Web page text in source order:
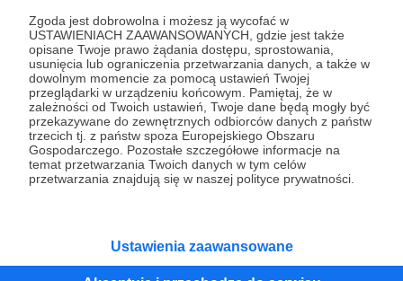
Zgoda jest dobrowolna i możesz ją wycofać w
USTAWIENIACH ZAAWANSOWANYCH, gdzie jest także
opisane Twoje prawo żądania dostępu, sprostowania,
usunięcia lub ograniczenia przetwarzania danych, a także w
dowolnym momencie za pomocą ustawień Twojej
przeglądarki w urządzeniu końcowym. Pamiętaj, że w
zależności od Twoich ustawień, Twoje dane będą mogły być
przekazywane do zewnętrznych odbiorców danych z państw
trzecich tj. z państw spoza Europejskiego Obszaru
Gospodarczego. Pozostałe szczegółowe informacje na
temat przetwarzania Twoich danych w tym celów
przetwarzania znajdują się w naszej polityce prywatności.
Ustawienia zaawansowane
Dołącz do grona Patronów!
Wesprzyj działalność AutoraPeter Bielack już teraz!
Zostań Patronem
Promowani autorzy